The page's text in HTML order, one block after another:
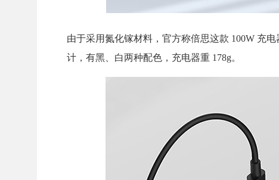
由于采用氮化镓材料，官方称倍思这款 100W 充
计，有黑、白两种配色，充电器重 178g。